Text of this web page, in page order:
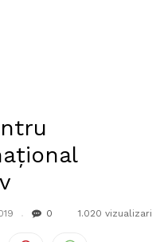
0 1.020 vizualizari